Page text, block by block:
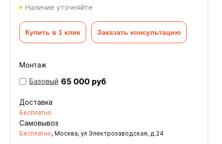
Наличие уточняйте
Купить в 1 клик Заказать консультацию
Монтаж
Базовый 65 000 руб
Доставка
Бесплатно
Самовывоз
Бесплатно, Москва, ул Электрозаводская, д.24